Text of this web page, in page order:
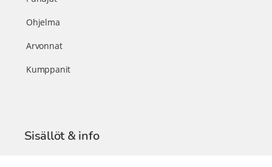
Ohjelma
Arvonnat
Kumppanit
Sisällöt & info